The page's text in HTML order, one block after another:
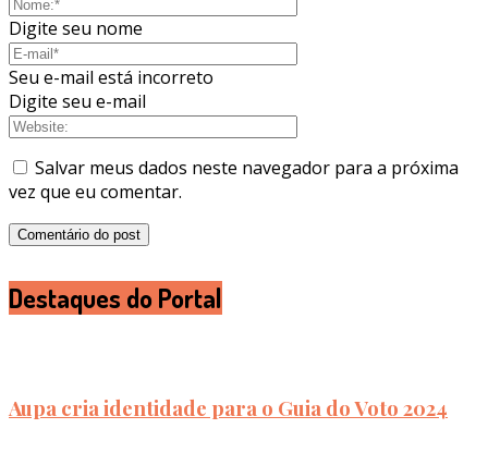
Digite seu nome
Seu e-mail está incorreto
Digite seu e-mail
Salvar meus dados neste navegador para a próxima
vez que eu comentar.
Destaques do Portal
Aupa cria identidade para o Guia do Voto 2024